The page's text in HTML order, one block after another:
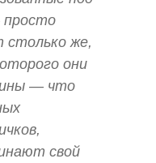
же,
они
— что
свой